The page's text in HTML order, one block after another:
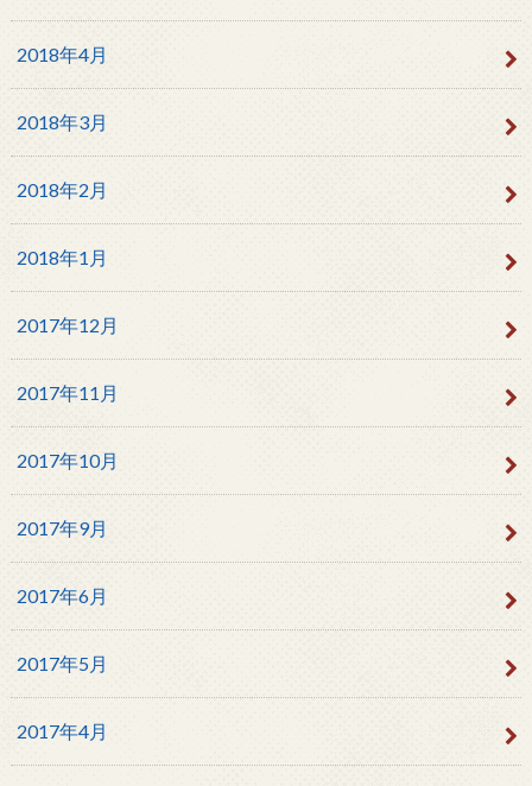
2018年4月
2018年3月
2018年2月
2018年1月
2017年12月
2017年11月
2017年10月
2017年9月
2017年6月
2017年5月
2017年4月